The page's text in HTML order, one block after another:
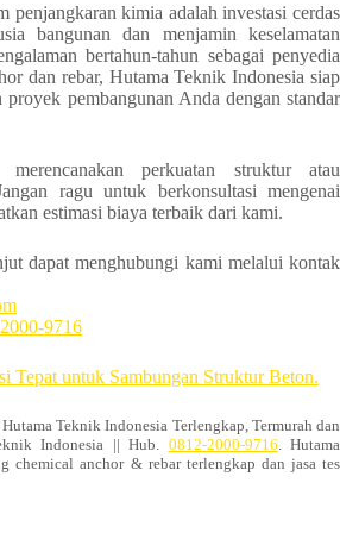
penjangkaran kimia adalah investasi cerdas
bangunan dan menjamin keselamatan
bertahun-tahun sebagai penyedia
dan rebar, Hutama Teknik Indonesia siap
proyek pembangunan Anda dengan standar
perkuatan struktur atau
ragu untuk berkonsultasi mengenai
estimasi biaya terbaik dari kami.
dapat menghubungi kami melalui kontak
9716
Tepat untuk Sambungan Struktur Beton.
Teknik Indonesia Terlengkap, Termurah dan
Indonesia || Hub. 0812-2000-9716 . Hutama
chemical anchor & rebar terlengkap dan jasa tes